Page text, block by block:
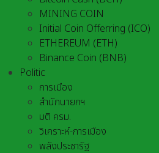
MINING COIN
Initial Coin Offerring (ICO)
ETHEREUM (ETH)
Binance Coin (BNB)
Politic
การเมือง
สำนักนายกฯ
มติ ครม.
วิเคราะห์-การเมือง
พลังประชารัฐ